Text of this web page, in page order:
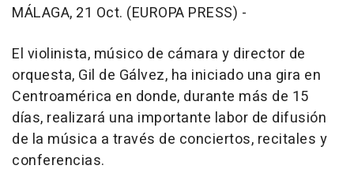
MÁLAGA, 21 Oct. (EUROPA PRESS) -
El violinista, músico de cámara y director de
orquesta, Gil de Gálvez, ha iniciado una gira en
Centroamérica en donde, durante más de 15
días, realizará una importante labor de difusión
de la música a través de conciertos, recitales y
conferencias.